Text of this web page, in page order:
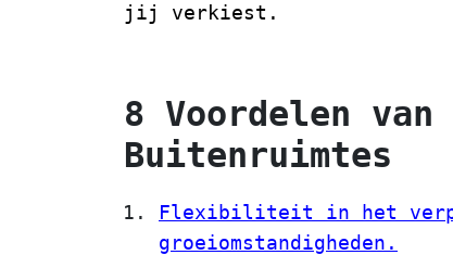
jij verkiest.
8 Voordelen
Buitenruimtes
Flexibiliteit in het
groeiomstandigheden.